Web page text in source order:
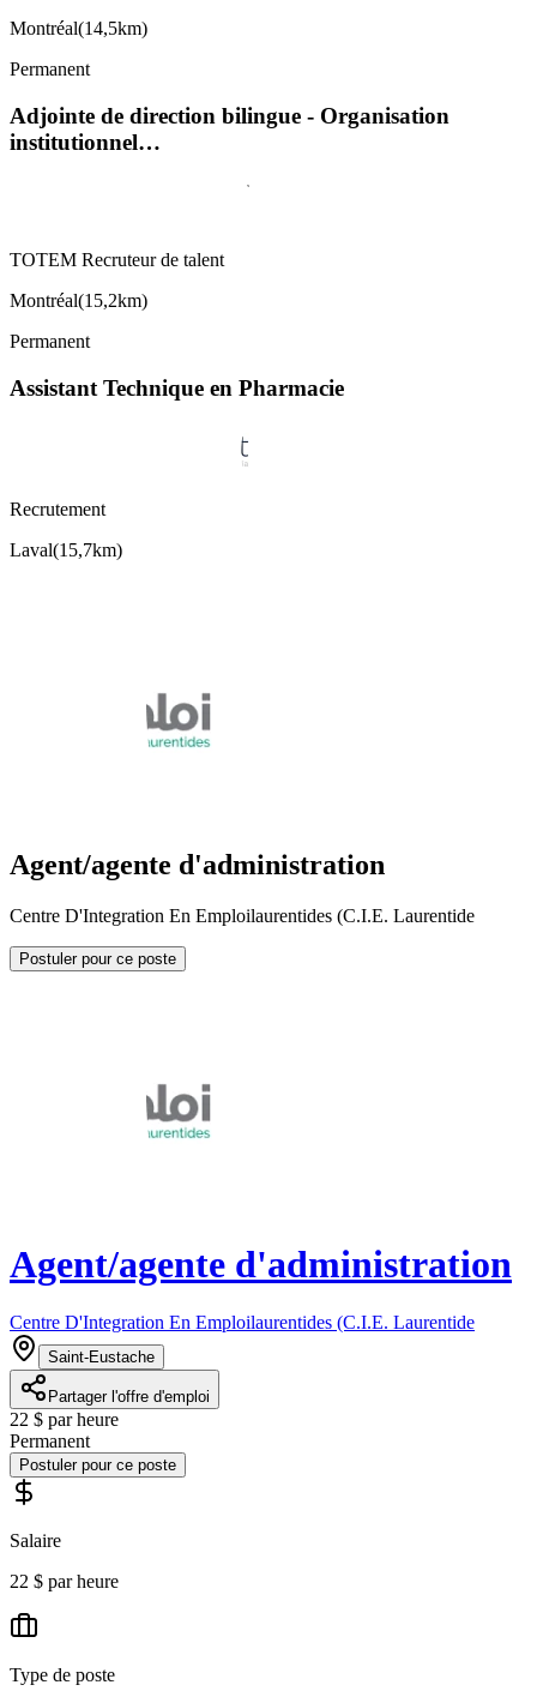
Montréal(14,5km)
Permanent
Adjointe de direction bilingue - Organisation
institutionnel…
TOTEM Recruteur de talent
Montréal(15,2km)
Permanent
Assistant Technique en Pharmacie
Recrutement
Laval(15,7km)
Agent/agente d'administration
Centre D'Integration En Emploilaurentides (C.I.E. Laurentide
Postuler pour ce poste
Agent/agente d'administration
Centre D'Integration En Emploilaurentides (C.I.E. Laurentide
Saint-Eustache
Partager l'offre d'emploi
22 $ par heure
Permanent
Postuler pour ce poste
Salaire
22 $ par heure
Type de poste